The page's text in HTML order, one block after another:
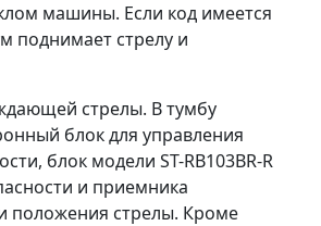
машины. Если код имеется
поднимает стрелу и
стрелы. В тумбу
блок для управления
блок модели ST-RB103BR-R
и приемника
положения стрелы. Кроме